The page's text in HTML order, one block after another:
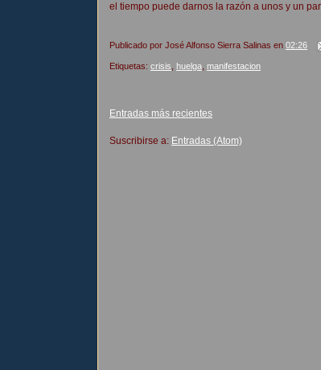
el tiempo puede darnos la razón a unos y un
Publicado por José Alfonso Sierra Salinas en 02:26
Etiquetas: crisis huelga manifestacion
Entradas más recientes
Suscribirse a: Entradas (Atom)